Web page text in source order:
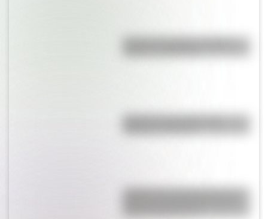
Bandera de Bolivia: historia,
Bandera de Ecuador para
¿Sabías que Argentina tuvo la